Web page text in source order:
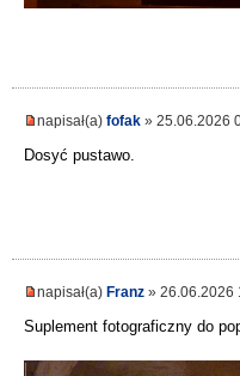
napisał(a) fofak » 25.06.2026
Dosyć pustawo.
napisał(a) Franz » 26.06.2026
Suplement fotograficzny do